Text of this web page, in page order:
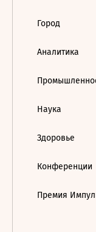
Город
Аналитика
Наука
Здоровье
Конференции
Премия